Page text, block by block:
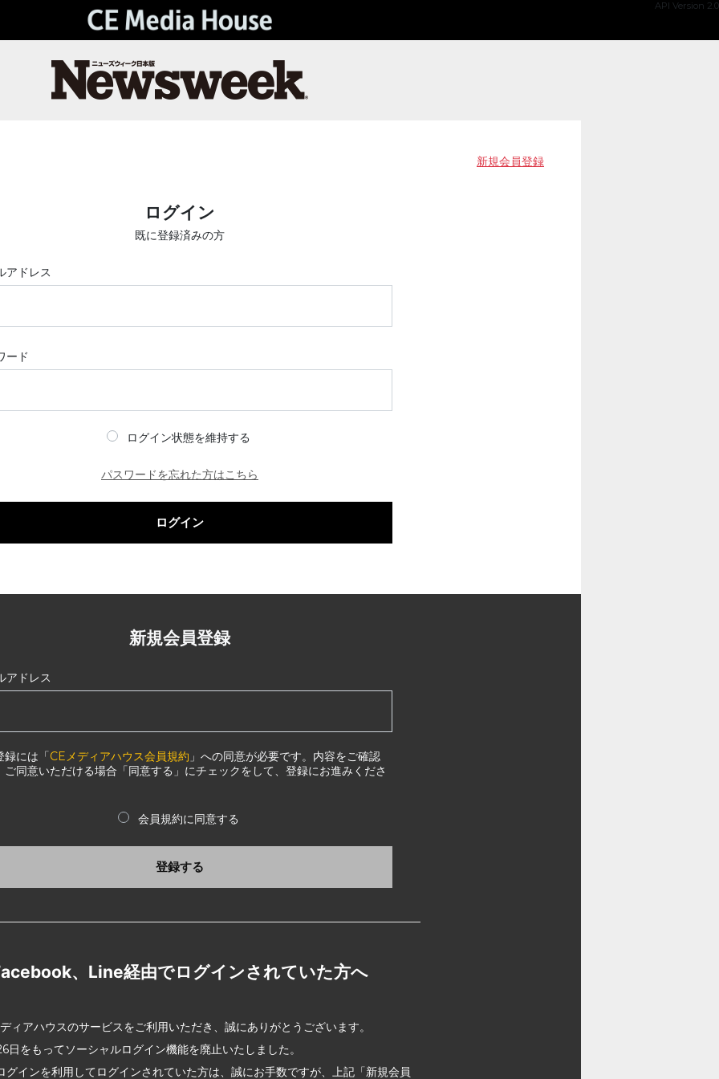
API Version 2.0
新規会員登録
ログイン
既に登録済みの方
アドレス
ード
ログイン状態を維持する
パスワードを忘れた方はこちら
ログイン
新規会員登録
アドレス
録には「CEメディアハウス会員規約 」への同意が必要です。内容をご確認
ご同意いただける場合「同意する」にチェックをして、登録にお進みくださ
会員規約に同意する
登録する
、Line経由でログインされていた方へ
ィアハウスのサービスをご利用いただき、誠にありがとうございます。
日をもってソーシャルログイン機能を廃止いたしました。
グインを利用してログインされていた方は、誠にお手数ですが、上記「新規会員